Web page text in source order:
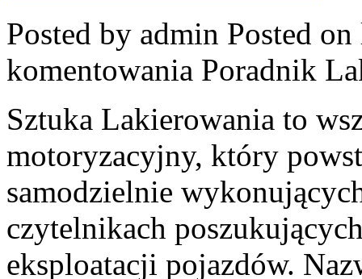
Posted by admin Posted
komentowania Poradnik
Sztuka Lakierowania to
motoryzacyjny, który
samodzielnie
czytelnikach
eksploatacji pojazdów.